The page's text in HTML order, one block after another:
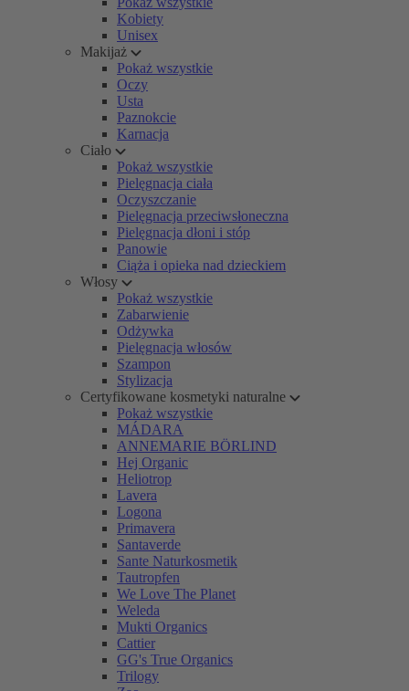
Kobiety
Unisex
Makijaż
Pokaż wszystkie
Oczy
Usta
Paznokcie
Karnacja
Ciało
Pokaż wszystkie
Pielęgnacja ciała
Oczyszczanie
Pielęgnacja przeciwsłoneczna
Pielęgnacja dłoni i stóp
Panowie
Ciąża i opieka nad dzieckiem
Włosy
Pokaż wszystkie
Zabarwienie
Odżywka
Pielęgnacja włosów
Szampon
Stylizacja
Certyfikowane kosmetyki naturalne
Pokaż wszystkie
MÁDARA
ANNEMARIE BÖRLIND
Hej Organic
Heliotrop
Lavera
Logona
Primavera
Santaverde
Sante Naturkosmetik
Tautropfen
We Love The Planet
Weleda
Mukti Organics
Cattier
GG's True Organics
Trilogy